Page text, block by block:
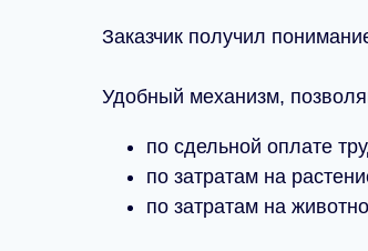
Заказчик получил
Удобный механизм,
по сдельной оплате
по затратам на
по затратам на